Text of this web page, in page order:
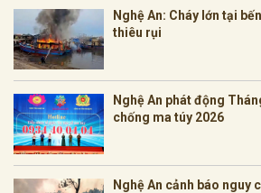
Nghệ An: Cháy lớn tại
thiêu rụi
Nghệ An phát động
chống ma túy 2026
Nghệ An cảnh báo nguy